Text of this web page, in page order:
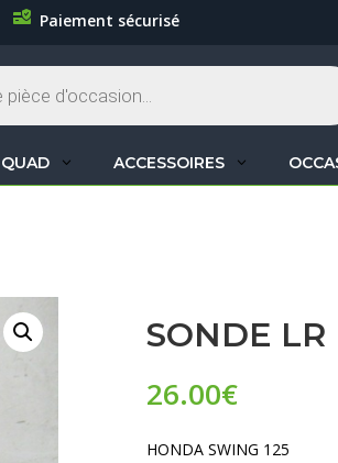
Paiement sécurisé
QUAD ACCESSOIRES
SONDE LR
26.00€
HONDA SWING 125